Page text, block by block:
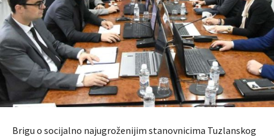
Brigu o socijalno najugroženijim stanovnicima Tuzlanskog